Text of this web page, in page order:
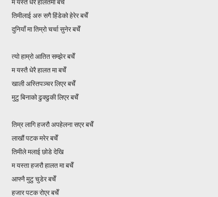
म यस्तै धेरै हालतमा बचेँ
तिमीलाई अरु सगै हिंडेको हेरेर बचेँ
दुनियाँ मा तिम्रो चर्चा सुनेर बचेँ
त्यो हाम्रो आतित सम्झेर बचेँ
म यस्तै धेरै हालत मा बचेँ
खाली अस्तिपञ्चर लिएर बचेँ
मुटु बिनाको ढुक्ढुकी लिएर बचेँ
तिम्र लागि हजरौ अपहेलना सएर बचेँ
लाखौं पटक मरेर बचेँ
तिमीले मलाई छोडे देखि
म यस्ता हजरौ हालत मा बचेँ
आफ्नै मुटु चुडेर बचेँ
हजार पटक रोएर बचेँ